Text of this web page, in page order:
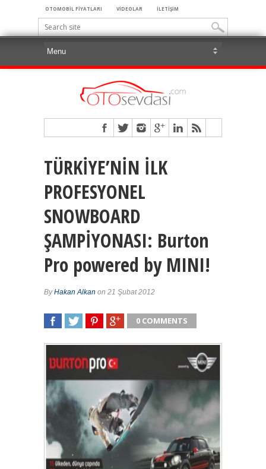
OTOMOBİL FİYATLARI VİDEOLAR İLETİŞİM
TÜRKİYE’NİN İLK
PROFESYONEL
SNOWBOARD
ŞAMPİYONASI: Burton
Pro powered by MINI!
ByHakan Alkan on 21 Şubat 2012
0 COMMENTS